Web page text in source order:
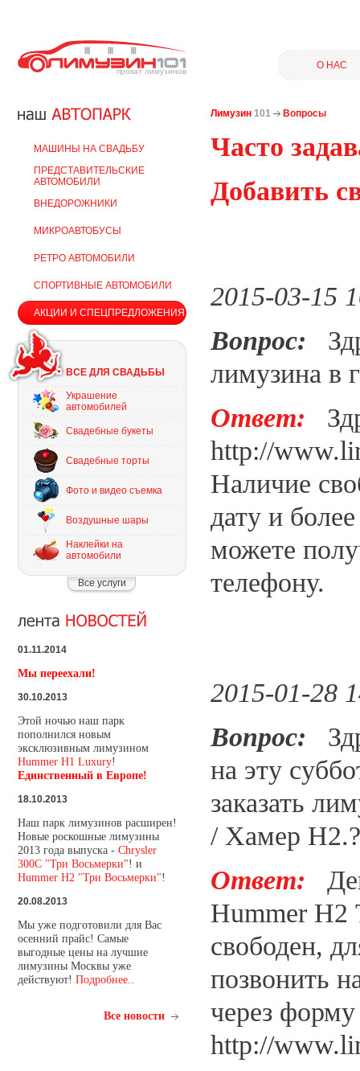
прокат лимузинов
О НАС
МАШИНЫ НА СВАДЬБУ
ПРЕДСТАВИТЕЛЬСКИЕ
АВТОМОБИЛИ
ВНЕДОРОЖНИКИ
МИКРОАВТОБУСЫ
РЕТРО АВТОМОБИЛИ
СПОРТИВНЫЕ АВТОМОБИЛИ
АКЦИИ И СПЕЦПРЕДЛОЖЕНИЯ
ВСЕ ДЛЯ СВАДЬБЫ
Украшение
автомобилей
Свадебные букеты
Свадебные торты
Фото и видео съемка
Воздушные шары
Наклейки на
автомобили
Все услуги
01.11.2014
Мы переехали!
30.10.2013
Этой ночью наш парк
пополнился новым
эксклюзивным лимузином
Hummer H1 Luxury!
Единственный в Европе!
18.10.2013
Наш парк лимузинов расширен!
Новые роскошные лимузины
2013 года выпуска - Chrysler
300C "Три Восьмерки"! и
Hummer H2 "Три Восьмерки"!
20.08.2013
Мы уже подготовили для Вас
осенний прайс! Самые
выгодные цены на лучшие
лимузины Москвы уже
действуют! Подробнее..
Все новости
Лимузин 101 Вопросы
Часто
Добавить
2015-03-15
Вопрос:
лимузина в
Ответ:
http://
Наличие
дату и
можете
телефону.
2015-01-28
Вопрос:
на эту
заказать
/ Хамер
Ответ:
Hummer H2
свободен,
позвонить
через форму
http://